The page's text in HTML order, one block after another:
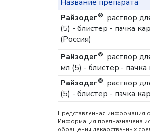
Название препарата
Райзодег®, раствор
(5) - блистер - пачка
(Россия)
Райзодег®, раствор
мл (5) - блистер - пачка
Райзодег®, раствор
(5) - блистер - пачка
Представленная информация
Информация предназначена
обращении лекарственных